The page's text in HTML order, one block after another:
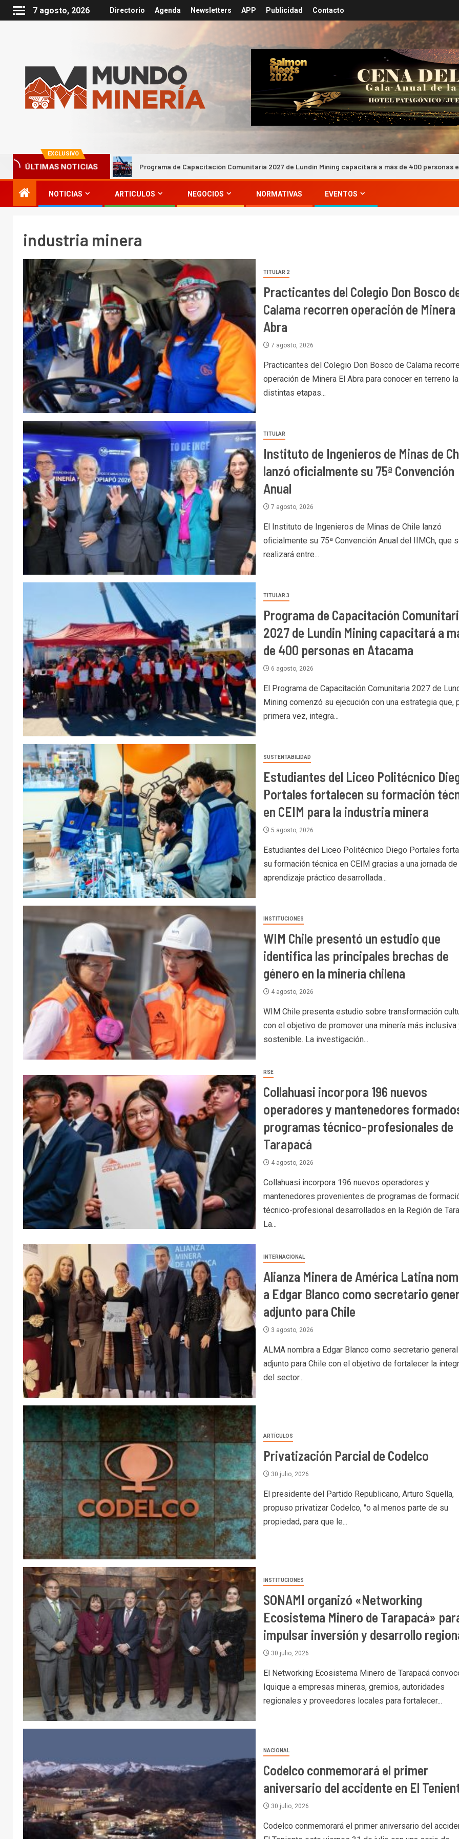
7 agosto, 2026 Directorio Agenda Newsletters APP Publicidad Contacto
EXCLUSIVO
ÚLTIMAS NOTICIASPrograma de Capacitación Comunitaria 2027 de Lundin Mining capacitará a más de 400 personas en Atacama
NOTICIAS ARTICULOS NEGOCIOS NORMATIVAS EVENTOS
industria minera
TITULAR 2
Practicantes del Colegio Don Bosco
Calama recorren operación de Minera
Abra
7 agosto, 2026
Practicantes del Colegio Don Bosco de Calama
operación de Minera El Abra para conocer en terreno
distintas etapas...
TITULAR
Instituto de Ingenieros de Minas de
lanzó oficialmente su 75ª Convención
Anual
7 agosto, 2026
El Instituto de Ingenieros de Minas de Chile lanzó
oficialmente su 75ª Convención Anual del IIMCh, que
realizará entre...
TITULAR 3
Programa de Capacitación
2027 de Lundin Mining capacitará a
de 400 personas en Atacama
6 agosto, 2026
El Programa de Capacitación Comunitaria 2027 de
Mining comenzó su ejecución con una estrategia que,
primera vez, integra...
SUSTENTABILIDAD
Estudiantes del Liceo Politécnico
Portales fortalecen su formación
en CEIM para la industria minera
5 agosto, 2026
Estudiantes del Liceo Politécnico Diego Portales
su formación técnica en CEIM gracias a una jornada de
aprendizaje práctico desarrollada...
INSTITUCIONES
WIM Chile presentó un estudio que
identifica las principales brechas de
género en la minería chilena
4 agosto, 2026
WIM Chile presenta estudio sobre transformación
con el objetivo de promover una minería más inclusiva
sostenible. La investigación...
RSE
Collahuasi incorpora 196 nuevos
operadores y mantenedores
programas técnico-profesionales de
Tarapacá
4 agosto, 2026
Collahuasi incorpora 196 nuevos operadores y
mantenedores provenientes de programas de
técnico-profesional desarrollados en la Región de
La...
INTERNACIONAL
Alianza Minera de América Latina
a Edgar Blanco como secretario
adjunto para Chile
3 agosto, 2026
ALMA nombra a Edgar Blanco como secretario general
adjunto para Chile con el objetivo de fortalecer la
del sector...
ARTÍCULOS
Privatización Parcial de Codelco
30 julio, 2026
El presidente del Partido Republicano, Arturo Squella,
propuso privatizar Codelco, "o al menos parte de su
propiedad, para que le...
INSTITUCIONES
SONAMI organizó «Networking
Ecosistema Minero de Tarapacá»
impulsar inversión y desarrollo
30 julio, 2026
El Networking Ecosistema Minero de Tarapacá
Iquique a empresas mineras, gremios, autoridades
regionales y proveedores locales para fortalecer...
NACIONAL
Codelco conmemorará el primer
aniversario del accidente en El
30 julio, 2026
Codelco conmemorará el primer aniversario del